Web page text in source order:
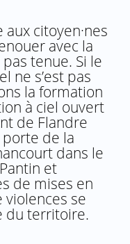
citoyen·nes
avec la
tenue. Si le
ne s’est pas
la formation
à ciel ouvert
de Flandre
porte de la
dans le
et
de mises en
se
du territoire.